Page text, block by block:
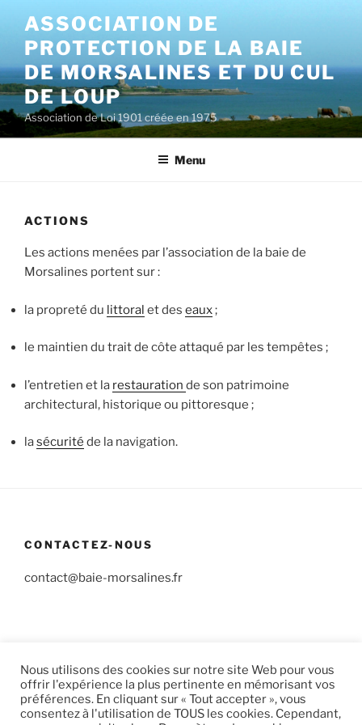
contenu
principal
ASSOCIATION DE
PROTECTION DE LA BAIE
DE MORSALINES ET DU CUL
DE LOUP
Association de Loi 1901 créée en 1975
Menu
ACTIONS
Les actions menées par l’association de la baie de
Morsalines portent sur :
la propreté du littoral et des eaux;
le maintien du trait de côte attaqué par les tempêtes ;
l’entretien et la restauration de son patrimoine
architectural, historique ou pittoresque ;
lasécurité de la navigation.
CONTACTEZ-NOUS
contact@baie-morsalines.fr
Mentions Légales
Nous utilisons des cookies sur notre site Web pour vous
offrir l'expérience la plus pertinente en mémorisant vos
préférences. En cliquant sur « Tout accepter », vous
consentez à l'utilisation de TOUS les cookies. Cependant,